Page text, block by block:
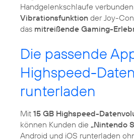
Handgelenkschlaufe
Vibrationsfunktion der Joy-
das mitreißende Gaming-
Die passende
Highspeed-
runterladen
Mit 15 GB Highspeed-
können Kunden die „Nintendo
Android und iOS runterladen